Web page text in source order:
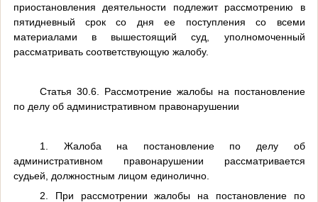
приостановления деятельности подлежит рассмотрению в
пятидневный срок со дня ее поступления со всеми
материалами в вышестоящий суд, уполномоченный
рассматривать соответствующую жалобу.
Статья 30.6. Рассмотрение жалобы на постановление
по делу об административном правонарушении
1. Жалоба на постановление по делу об
административном правонарушении рассматривается
судьей, должностным лицом единолично.
2. При рассмотрении жалобы на постановление по